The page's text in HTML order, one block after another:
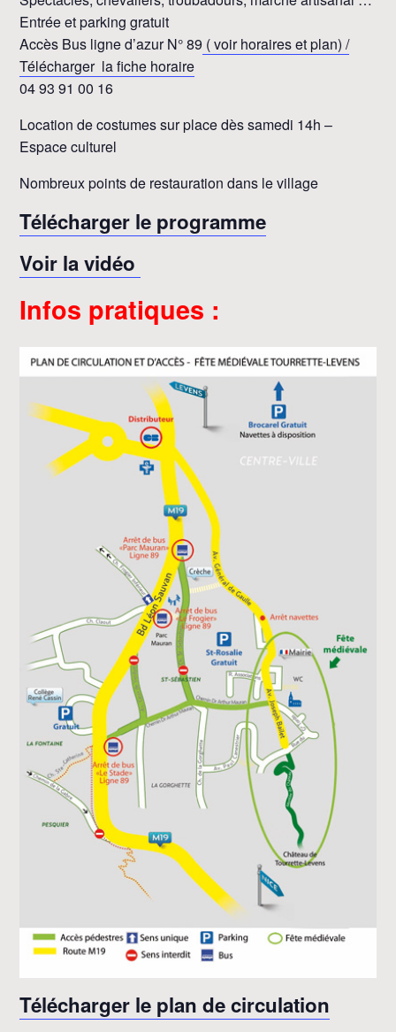
Entrée et parking gratuit
Accès Bus ligne d’azur N° 89 ( voir horaires et plan) /
Télécharger la fiche horaire
04 93 91 00 16
Location de costumes sur place dès samedi 14h –
Espace culturel
Nombreux points de restauration dans le village
Télécharger le programme
Voir la vidéo
Infos pratiques :
Télécharger le plan de circulation